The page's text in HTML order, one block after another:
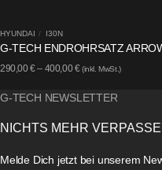
HYUNDAI / I30N
G-TECH ENDROHRSATZ
290,00€– 400,00€ (inkl. MwSt.)
G-TECH NEWSLETTER
NICHTS MEHR
Melde Dich jetzt bei unserem